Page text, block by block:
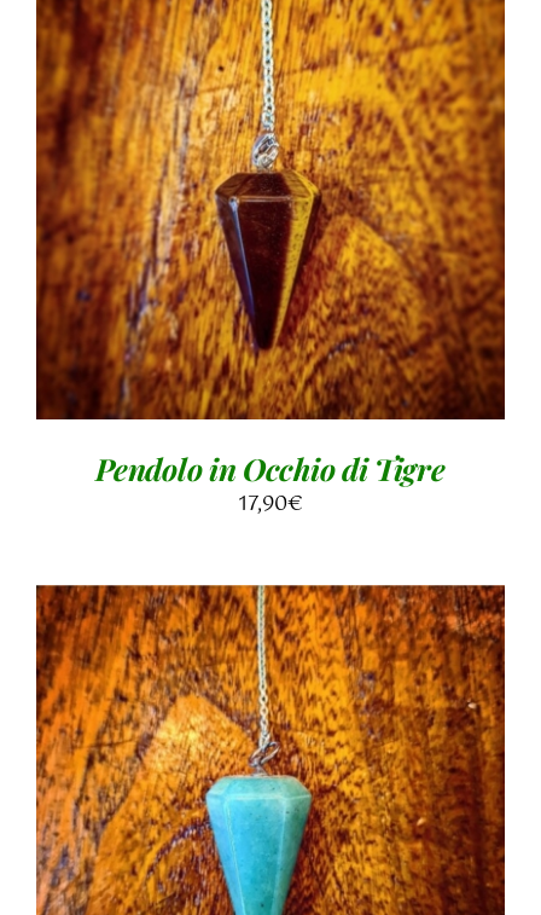
AGGIUNGI AL CARRELLO / DETTAGLI
Pendolo in Occhio di Tigre
17,90€
AGGIUNGI AL CARRELLO / DETTAGLI